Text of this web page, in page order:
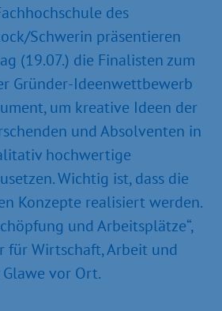
des
Schwerin präsentieren
(19.07.) die Finalisten zum
Gründer-Ideenwettbewerb
um kreative Ideen der
und Absolventen in
hochwertige
Wichtig ist, dass die
Konzepte realisiert werden.
und Arbeitsplätze“,
für Wirtschaft, Arbeit und
vor Ort.